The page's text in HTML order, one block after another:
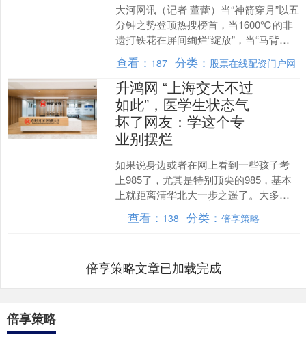
大河网讯（记者 董蕾）当“神箭穿月”以五
分钟之势登顶热搜榜首，当1600℃的非
遗打铁花在屏间绚烂“绽放”，当“马背上
的法官”用赤诚坚守触动万千人心底最柔
软的弦…....
查看： 187 分类： 股票在线配资门户网
升鸿网 “上海交大不过
如此”，医学生状态气
坏了网友：学这个专
业别摆烂
如果说身边或者在网上看到一些孩子考
上985了，尤其是特别顶尖的985，基本
上就距离清华北大一步之遥了。大多数
人内心的真实想法。 一半是恭喜，但另
一半往往是酸溜溜....
查看： 138 分类：倍享策略
倍享策略文章已加载完成
倍享策略